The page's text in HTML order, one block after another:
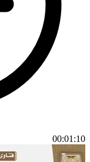
00:01:10